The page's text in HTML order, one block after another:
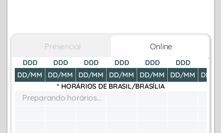
Presencial Online
DDD
DD/MM
DDD
DD/MM
DDD
DD/MM
DDD
DD/MM
DDD
DD/MM
DDD
DD/MM
DD/
* HORÁRIOS DE BRASIL/BRASÍLIA
Preparando horários...